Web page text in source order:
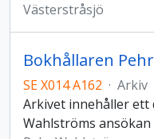
Västerstråsjö
Bokhållaren
SE X014 A162 · Arkiv
Arkivet innehåller ett
Wahlströms